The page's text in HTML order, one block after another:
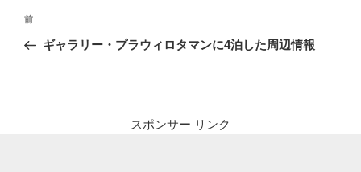
投
ナ
前
の
前
ギャラリー・プラウィロタマンに4泊した周辺情報
スポンサー リンク